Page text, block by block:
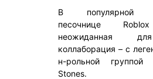
В популярной
песочнице
неожиданная
коллаборация – с
н-рольной группой
Stones.